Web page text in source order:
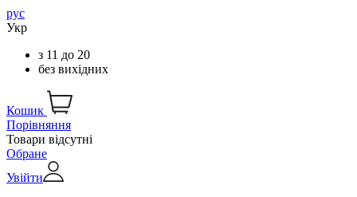
рус
Укр
з 11 до 20
без вихідних
Кошик
Порівняння
Товари відсутні
Обране
Увійти